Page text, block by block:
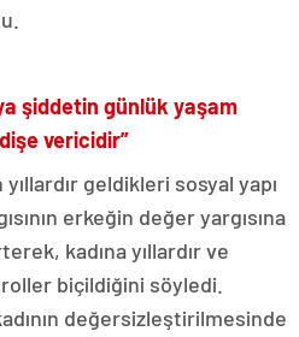
şiddetin günlük yaşam
vericidir”
geldikleri sosyal yapı
erkeğin değer yargısına
kadına yıllardır ve
biçildiğini söyledi.
değersizleştirilmesinde